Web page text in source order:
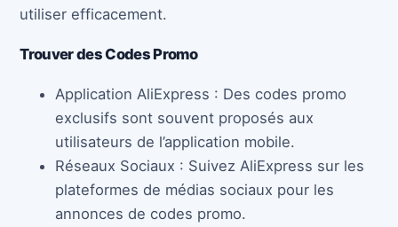
utiliser efficacement.
Trouver des Codes Promo
Application AliExpress : Des codes promo
exclusifs sont souvent proposés aux
utilisateurs de l’application mobile.
Réseaux Sociaux : Suivez AliExpress sur les
plateformes de médias sociaux pour les
annonces de codes promo.